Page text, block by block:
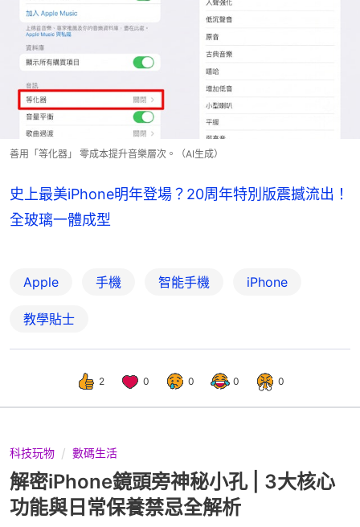
善用「等化器」 零成本提升音樂層次。（AI生成）
史上最美iPhone明年登場？20周年特別版震撼流出！
全玻璃一體成型
Apple 手機 智能手機 iPhone
教學貼士
2 0 0 0 0
科技玩物 數碼生活
解密iPhone鏡頭旁神秘小孔 | 3大核心
功能與日常保養禁忌全解析